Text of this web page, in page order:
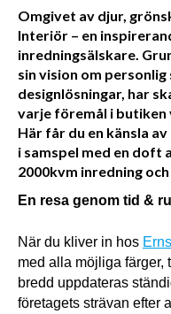
Omgivet av djur,
Interiör – en
inredningsälskare.
sin vision om personlig
designlösningar, har
varje föremål i butiken
Här får du en känsla
i samspel med en doft
2000kvm inredning
En resa genom tid &
När du kliver in hos
med alla möjliga färger,
bredd uppdateras
företagets strävan efter